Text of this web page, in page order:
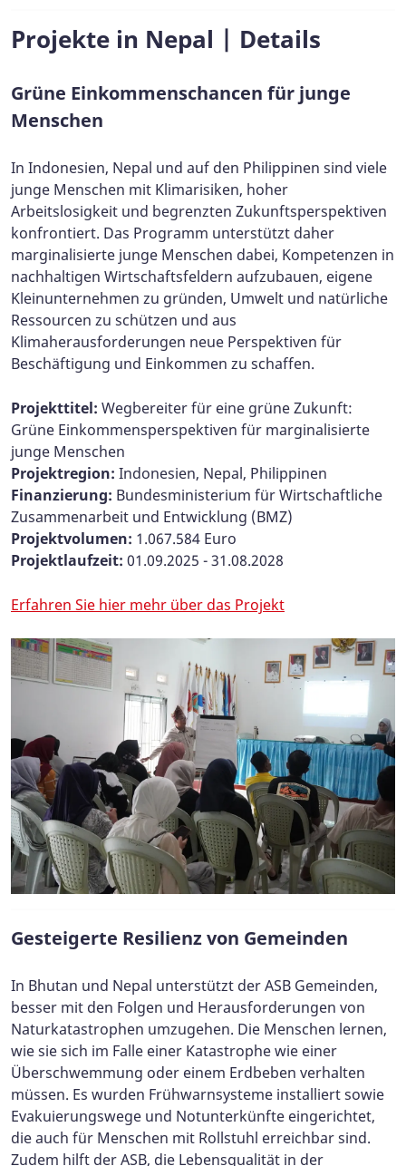
Projekte in Nepal | Details
Grüne Einkommenschancen für junge
Menschen
In Indonesien, Nepal und auf den Philippinen sind viele
junge Menschen mit Klimarisiken, hoher
Arbeitslosigkeit und begrenzten Zukunftsperspektiven
konfrontiert. Das Programm unterstützt daher
marginalisierte junge Menschen dabei, Kompetenzen in
nachhaltigen Wirtschaftsfeldern aufzubauen, eigene
Kleinunternehmen zu gründen, Umwelt und natürliche
Ressourcen zu schützen und aus
Klimaherausforderungen neue Perspektiven für
Beschäftigung und Einkommen zu schaffen.
Projekttitel: Wegbereiter für eine grüne Zukunft:
Grüne Einkommensperspektiven für marginalisierte
junge Menschen
Projektregion: Indonesien, Nepal, Philippinen
Finanzierung: Bundesministerium für Wirtschaftliche
Zusammenarbeit und Entwicklung (BMZ)​​​​​​​​​​​​​​
Projektvolumen: 1.067.584 Euro​​​​​​​​​​​​​​
Projektlaufzeit: 01.09.2025 - 31.08.2028
Erfahren Sie hier mehr über das Projekt
Gesteigerte Resilienz von Gemeinden
In Bhutan und Nepal unterstützt der ASB Gemeinden,
besser mit den Folgen und Herausforderungen von
Naturkatastrophen umzugehen. Die Menschen lernen,
wie sie sich im Falle einer Katastrophe wie einer
Überschwemmung oder einem Erdbeben verhalten
müssen. Es wurden Frühwarnsysteme installiert sowie
Evakuierungswege und Notunterkünfte eingerichtet,
die auch für Menschen mit Rollstuhl erreichbar sind.
Zudem hilft der ASB, die Lebensqualität in der